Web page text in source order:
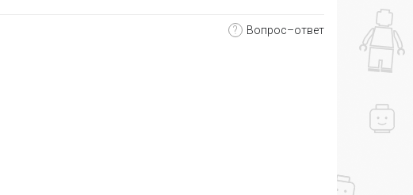
? Вопрос–ответ